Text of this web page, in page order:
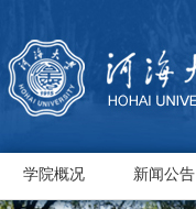
学院概况 新闻公告